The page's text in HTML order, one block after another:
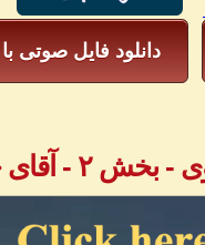
دانلود فایل صوتی با
- آقای حسام